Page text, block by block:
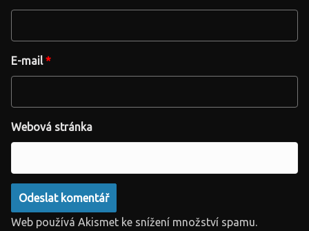
E-mail*
Webová stránka
Web používá Akismet ke snížení množství spamu.